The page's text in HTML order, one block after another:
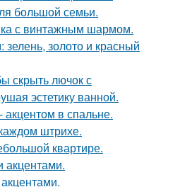
большой семьи.
с винтажным шармом.
золото и красный
скрыть лючок с
эстетику ванной.
в спальне.
штрихе.
квартире.
акцентами.